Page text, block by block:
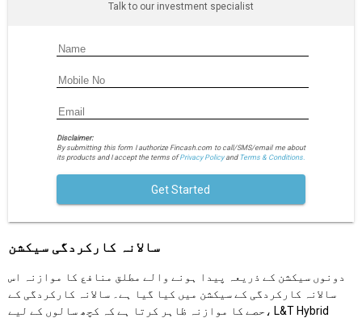
Talk to our investment specialist
Disclaimer:
By submitting this form I authorize Fincash.com to call/SMS/email me about
its products and I accept the terms ofPrivacy Policyand Terms & Conditions.
Get Started
سالانہ کارکردگی سیکشن
دونوں سیکشن کے ذریعہ پیدا ہونے والے مطلق منافع کا موازنہ اس
سالانہ کارکردگی کے سیکشن میں کیا گیا ہے۔ سالانہ کارکردگی کے
حصے کا موازنہ ظاہر کرتا ہے کہ کچھ سالوں کے لیے، L&T Hybrid